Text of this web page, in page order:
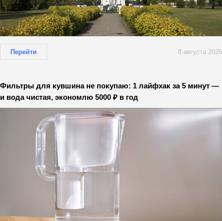
Перейти 8 августа 2026
Фильтры для кувшина не покупаю: 1 лайфхак за 5 минут —
и вода чистая, экономлю 5000 ₽ в год